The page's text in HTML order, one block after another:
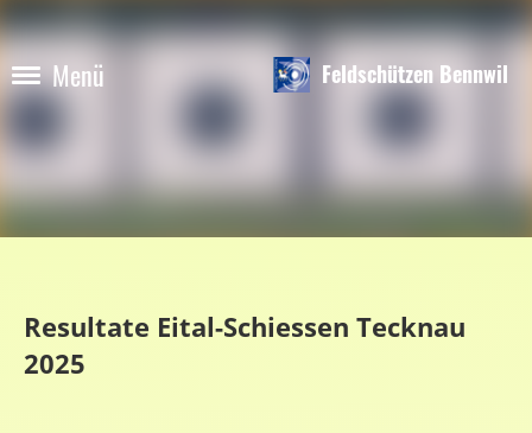
Menü Feldschützen Bennwil
Resultate Eital-Schiessen Tecknau
2025